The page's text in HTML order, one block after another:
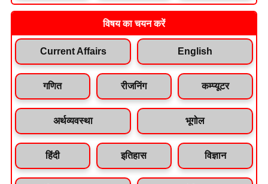
विषय का चयन करें
Current Affairs English
गणित रीजनिंग कम्प्यूटर
अर्थव्यवस्था भूगोल
हिंदी इतिहास विज्ञान